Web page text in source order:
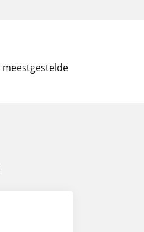
meestgestelde